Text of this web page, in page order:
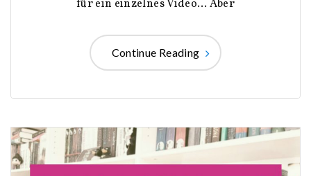
für ein einzelnes Video… Aber
Continue Reading